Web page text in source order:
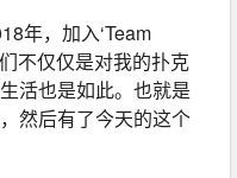
年，加入‘Team
不仅仅是对我的扑克
活也是如此。也就是
然后有了今天的这个